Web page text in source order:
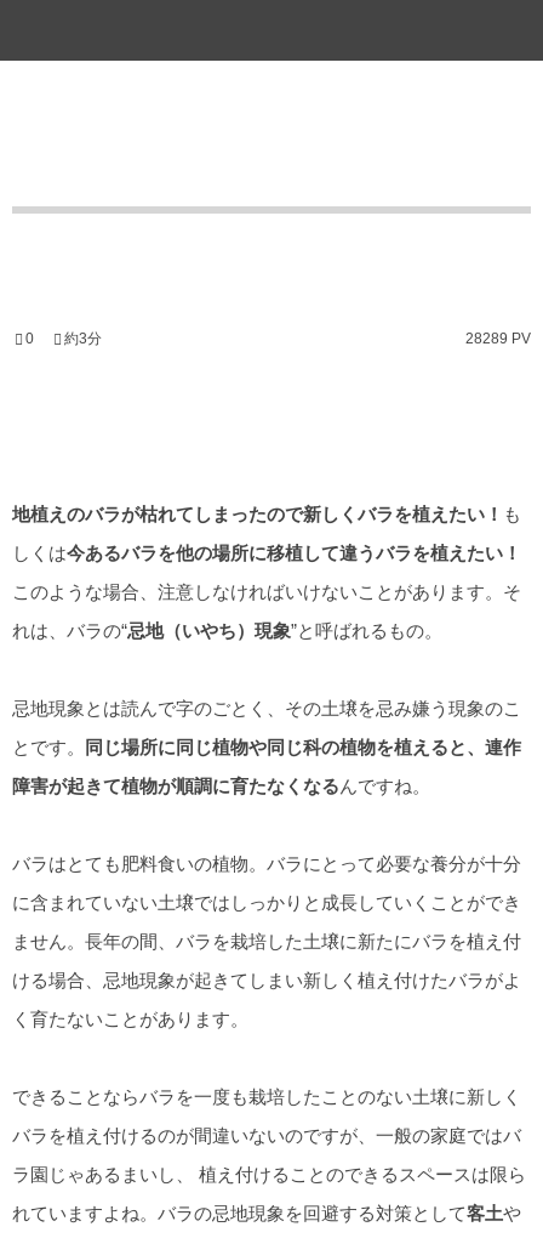
0 28289 PV
約3分
地植えのバラが枯れてしまったので新しくバラを植えたい！ も
しくは今あるバラを他の場所に移植して違うバラを植えたい！
このような場合、注意しなければいけないことがあります。そ
れは、バラの“忌地（いやち）現象”と呼ばれるもの。
忌地現象とは読んで字のごとく、その土壌を忌み嫌う現象のこ
とです。
同じ場所に同じ植物や同じ科の植物を植えると、連作
障害が起きて植物が順調に育たなくなるんですね。
バラはとても肥料食いの植物。バラにとって必要な養分が十分
に含まれていない土壌ではしっかりと成長していくことができ
ません。長年の間、バラを栽培した土壌に新たにバラを植え付
ける場合、忌地現象が起きてしまい新しく植え付けたバラがよ
く育たないことがあります。
できることならバラを一度も栽培したことのない土壌に新しく
バラを植え付けるのが間違いないのですが、一般の家庭ではバ
ラ園じゃあるまいし、 植え付けることのできるスペースは限ら
れていますよね。バラの忌地現象を回避する対策として客土や